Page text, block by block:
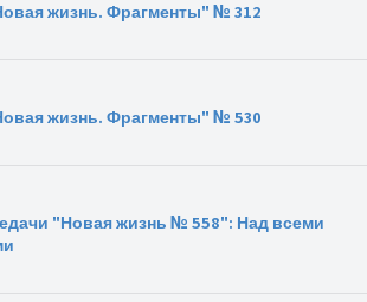
жизнь. Фрагменты" № 312
жизнь. Фрагменты" № 530
"Новая жизнь № 558": Над всеми